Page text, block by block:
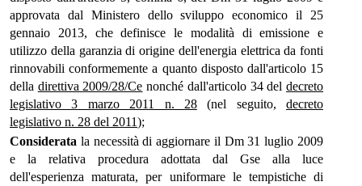
approvata dal Ministero dello sviluppo economico il 25
gennaio 2013, che definisce le modalità di emissione e
utilizzo della garanzia di origine dell'energia elettrica da fonti
rinnovabili conformemente a quanto disposto dall'articolo 15
della direttiva 2009/28/Ce nonché dall'articolo 34 deldecreto
legislativo 3 marzo 2011 n. 28(nel seguito, decreto
legislativo n. 28 del 2011);
Considerata la necessità di aggiornare il Dm 31 luglio 2009
e la relativa procedura adottata dal Gse alla luce
dell'esperienza maturata, per uniformare le tempistiche di